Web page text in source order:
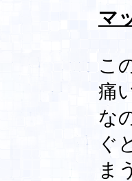
マ
こ
痛
な
ぐ
ま